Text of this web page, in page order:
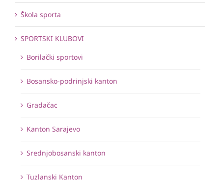
Škola sporta
SPORTSKI KLUBOVI
Borilački sportovi
Bosansko-podrinjski kanton
Gradačac
Kanton Sarajevo
Srednjobosanski kanton
Tuzlanski Kanton